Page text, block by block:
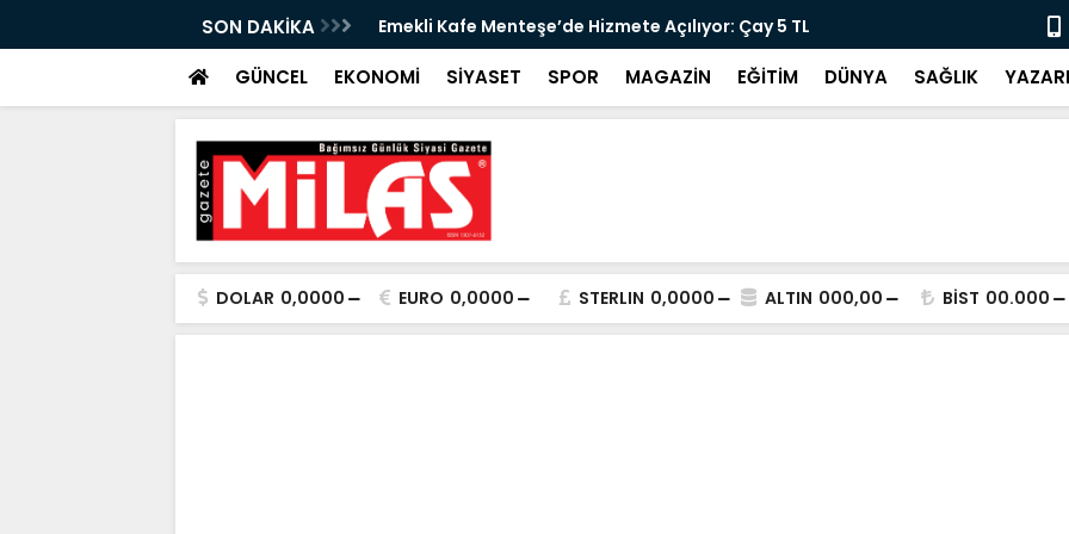
SON DAKİKA
Açılıyor: Çay 5 TL
Zeytin Çiçeği Uluslararası Kısa Film Yarışması İçin Başvurular
Başladı
GÜNCEL EKONOMİ SİYASET SPOR MAGAZİN EĞİTİM DÜNYA SAĞLIK
DOLAR 0,0000 EURO 0,0000 STERLIN 0,0000 ALTIN 000,00 BİST 00.000